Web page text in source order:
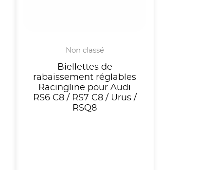
Non classé
Biellettes de
rabaissement réglables
Racingline pour Audi
RS6 C8 / RS7 C8 / Urus /
RSQ8